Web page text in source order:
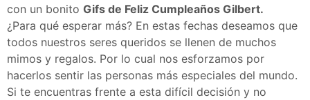
con un bonito Gifs de Feliz Cumpleaños Gilbert.
¿Para qué esperar más? En estas fechas deseamos que
todos nuestros seres queridos se llenen de muchos
mimos y regalos. Por lo cual nos esforzamos por
hacerlos sentir las personas más especiales del mundo.
Si te encuentras frente a esta difícil decisión y no